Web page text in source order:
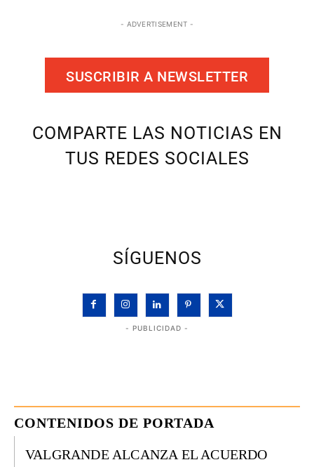
- ADVERTISEMENT -
SUSCRIBIR A NEWSLETTER
COMPARTE LAS NOTICIAS EN
TUS REDES SOCIALES
SÍGUENOS
- PUBLICIDAD -
CONTENIDOS DE PORTADA
VALGRANDE ALCANZA EL ACUERDO